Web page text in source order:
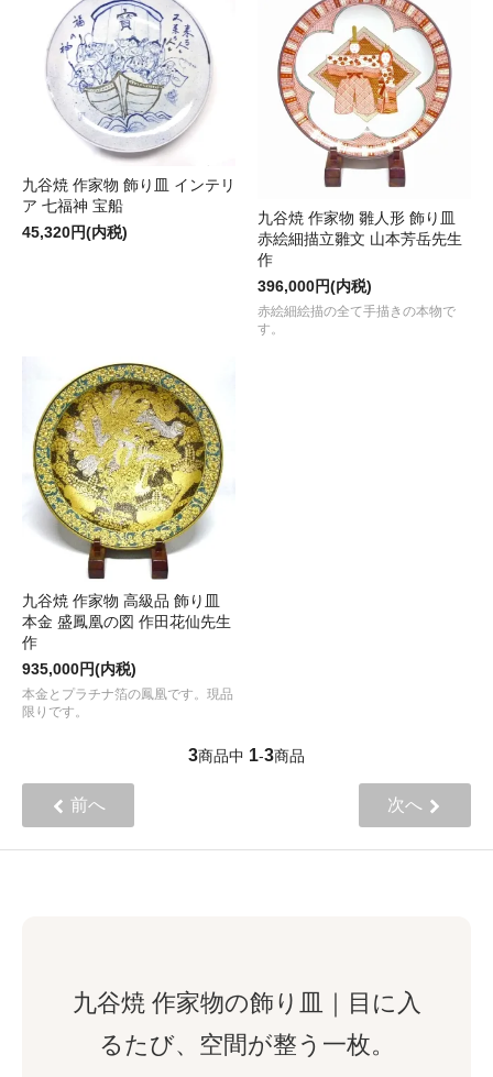
九谷焼 作家物 飾り皿 インテリ
ア 七福神 宝船
45,320円(内税)
九谷焼 作家物 雛人形 飾り皿
赤絵細描立雛文 山本芳岳先生
作
396,000円(内税)
赤絵細絵描の全て手描きの本物で
す。
九谷焼 作家物 高級品 飾り皿
本金 盛鳳凰の図 作田花仙先生
作
935,000円(内税)
本金とプラチナ箔の鳳凰です。現品
限りです。
3商品中 1-3商品
前へ 次へ
九谷焼 作家物の飾り皿｜目に入
るたび、空間が整う一枚。